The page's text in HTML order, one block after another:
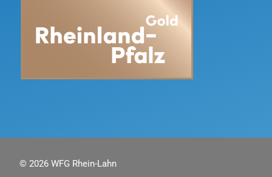
k
© 2026 WFG Rhein-Lahn